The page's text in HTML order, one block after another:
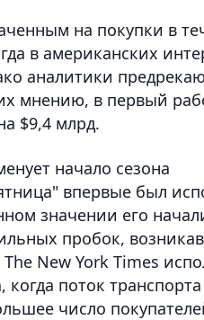
на покупки в
в американских
аналитики
мнению, в первый
$9,4 млрд.
начало сезона
впервые был
значении его
пробок,
New York Times‎
поток
число